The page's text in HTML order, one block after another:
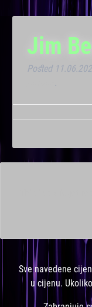
Jim
Posted
.
Sve navedene
u cijenu.